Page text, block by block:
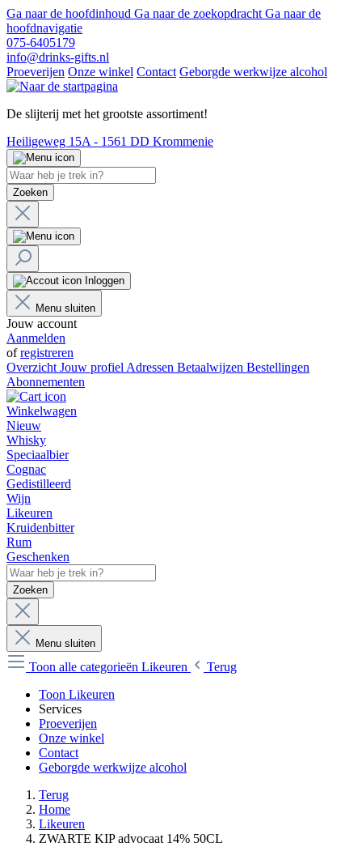
Ga naar de hoofdinhoud Ga naar de zoekopdracht Ga naar de
hoofdnavigatie
075-6405179
info@drinks-gifts.nl
Proeverijen Onze winkel Contact Geborgde werkwijze alcohol
De slijterij met het grootste assortiment!
Heiligeweg 15A - 1561 DD Krommenie
Zoeken
Inloggen
Menu sluiten
Jouw account
Aanmelden
ofregistreren
Overzicht Jouw profiel Adressen Betaalwijzen Bestellingen
Abonnementen
Winkelwagen
Nieuw
Whisky
Speciaalbier
Cognac
Gedistilleerd
Wijn
Likeuren
Kruidenbitter
Rum
Geschenken
Zoeken
Menu sluiten
Toon alle categorieën Likeuren
Terug
Toon Likeuren
Services
Proeverijen
Onze winkel
Contact
Geborgde werkwijze alcohol
Terug
Home
Likeuren
ZWARTE KIP advocaat 14% 50CL